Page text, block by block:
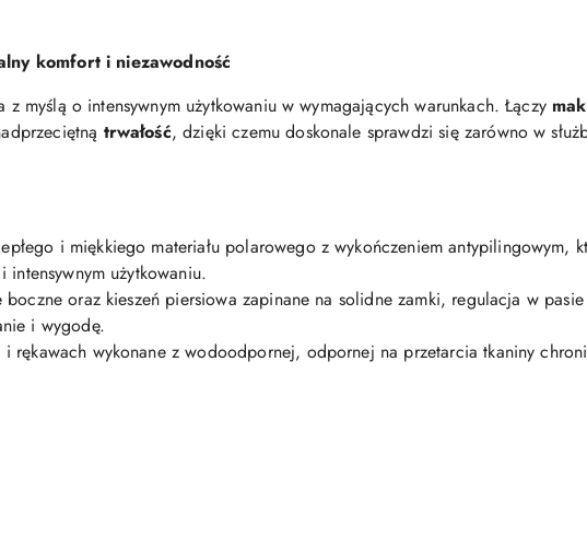
komfort i niezawodność
myślą o intensywnym użytkowaniu w wymagających warunkach. Łączy
trwałość, dzięki czemu doskonale sprawdzi się zarówno w
i miękkiego materiału polarowego z wykończeniem antypilingowym,
intensywnym użytkowaniu.
oraz kieszeń piersiowa zapinane na solidne zamki, regulacja w
i wygodę.
rękawach wykonane z wodoodpornej, odpornej na przetarcia tkaniny